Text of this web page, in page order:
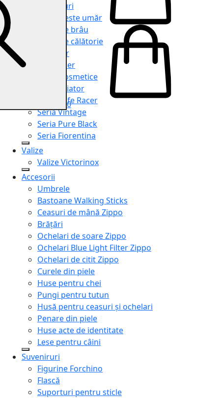
Rucsacuri
Genți peste umăr
Genți de brâu
Genți de călătorie
Shopper
Organiser
Truse cosmetice
Seria Aviator
Seria Cafe Racer
Seria Vintage
Seria Pure Black
Seria Fiorentina
Valize
Valize Victorinox
Accesorii
Umbrele
Bastoane Walking Sticks
Ceasuri de mână Zippo
Brățări
Ochelari de soare Zippo
Ochelari Blue Light Filter Zippo
Ochelari de citit Zippo
Curele din piele
Huse pentru chei
Pungi pentru tutun
Husă pentru ceasuri și ochelari
Penare din piele
Huse acte de identitate
Lese pentru câini
Suveniruri
Figurine Forchino
Flască
Suporturi pentru sticle
0